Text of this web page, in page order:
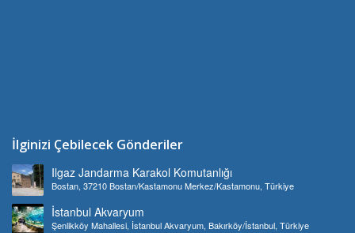
İlginizi Çebilecek Gönderiler
Ilgaz Jandarma Karakol Komutanlığı
Bostan, 37210 Bostan/Kastamonu Merkez/Kastamonu, Türkiye
İstanbul Akvaryum
Şenlikköy Mahallesi, İstanbul Akvaryum, Bakırköy/İstanbul, Türkiye